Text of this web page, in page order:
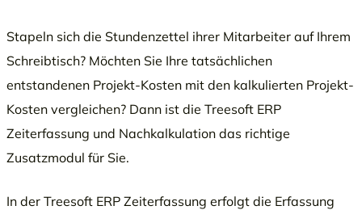
Stapeln sich die Stundenzettel ihrer Mitarbeiter auf Ihrem
Schreibtisch? Möchten Sie Ihre tatsächlichen
entstandenen Projekt-Kosten mit den kalkulierten Projekt-
Kosten vergleichen? Dann ist die Treesoft ERP
Zeiterfassung und Nachkalkulation das richtige
Zusatzmodul für Sie.
In der Treesoft ERP Zeiterfassung erfolgt die Erfassung